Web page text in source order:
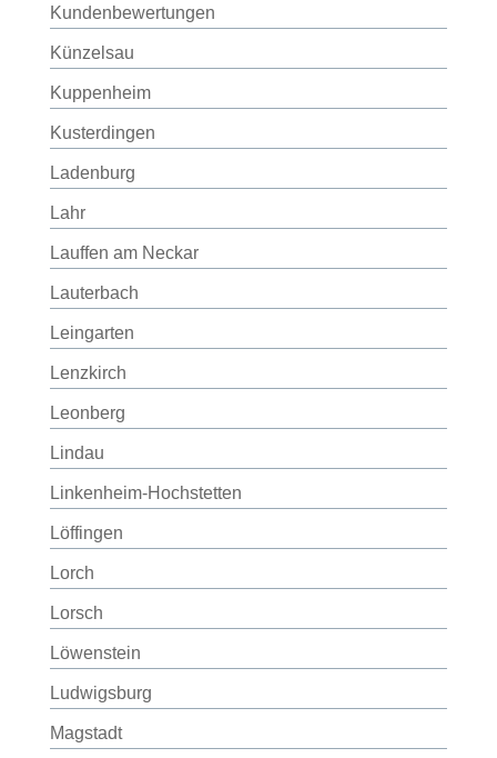
Kundenbewertungen
Künzelsau
Kuppenheim
Kusterdingen
Ladenburg
Lahr
Lauffen am Neckar
Lauterbach
Leingarten
Lenzkirch
Leonberg
Lindau
Linkenheim-Hochstetten
Löffingen
Lorch
Lorsch
Löwenstein
Ludwigsburg
Magstadt